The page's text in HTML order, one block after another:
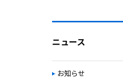
ニュース
お知らせ